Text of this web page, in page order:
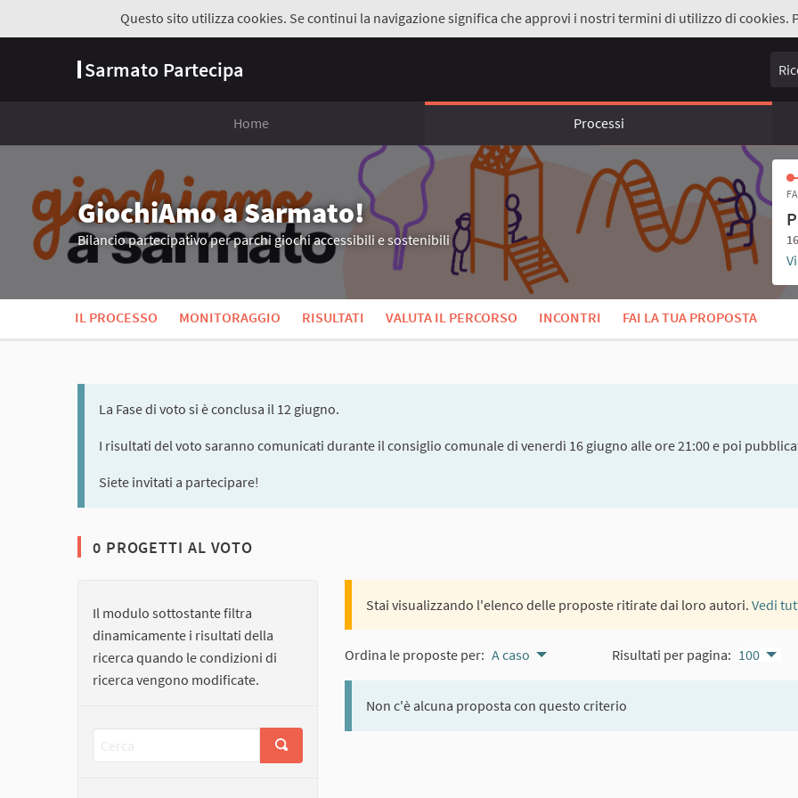
Questo sito utilizza cookies. Se continui la navigazione significa che approvi i nostri termini di utilizzo di cookies.
Sarmato Partecipa
Home Processi
GiochiAmo a Sarmato!
Bilancio partecipativo per parchi giochi accessibili e sostenibili
IL PROCESSO MONITORAGGIO RISULTATI VALUTA IL PERCORSO INCONTRI FAI LA TUA PROPOSTA
La Fase di voto si è conclusa il 12 giugno.
I risultati del voto saranno comunicati durante il consiglio comunale di venerdì 16 giugno alle ore 21:00 e poi
Siete invitati a partecipare!
0 PROGETTI AL VOTO
Il modulo sottostante filtra
dinamicamente i risultati della
ricerca quando le condizioni di
ricerca vengono modificate.
Stai visualizzando l'elenco delle proposte ritirate dai loro autori. Vedi
Ordina le proposte per: A caso Risultati per pagina: 100
Non c'è alcuna proposta con questo criterio